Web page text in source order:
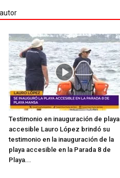
Testimonio en inauguración de playa
accesible Lauro López brindó su
testimonio en la inauguración de la
playa accesible en la Parada 8 de
Playa...